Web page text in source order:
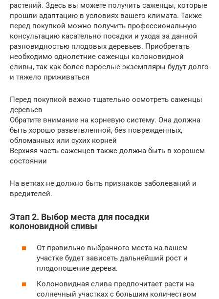
растений. Здесь вы можете получить саженцы, которые
прошли адаптацию в условиях вашего климата. Также
перед покупкой можно получить профессиональную
консультацию касательно посадки и ухода за данной
разновидностью плодовых деревьев. Приобретать
необходимо однолетние саженцы колоновидной
сливы, так как более взрослые экземпляры будут долго
и тяжело приживаться
Перед покупкой важно тщательно осмотреть саженцы
деревьев
Обратите внимание на корневую систему. Она должна
быть хорошо разветвленной, без поврежденных,
обломанных или сухих корней
Верхняя часть саженцев также должна быть в хорошем
состоянии
На ветках не должно быть признаков заболеваний и
вредителей.
Этап 2. Выбор места для посадки
колоновидной сливы
От правильно выбранного места на вашем
участке будет зависеть дальнейший рост и
плодоношение дерева.
Колоновидная слива предпочитает расти на
солнечный участках с большим количеством